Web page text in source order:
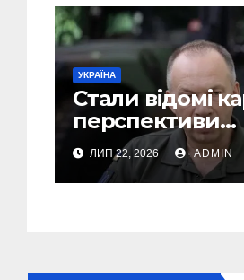
УКРАЇНА
Стали відомі
перспективи
Сирського
звільнення з
Головкому ВСУ
ЛИП 22, 2026 ADMIN